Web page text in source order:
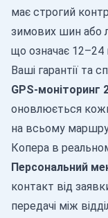
має строгий
зимових шин або
що означає 12–24
Ваші гарантії та
GPS-моніторинг
оновлюється
на всьому
Копера в
Персональний
контакт від
передачі між